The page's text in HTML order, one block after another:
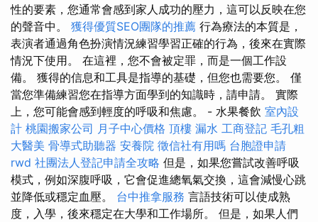
性的要素，您通常會感到家人成功的壓力，這可以反映在您
的聲音中。 獲得優質SEO團隊的推薦 行為療法的本質是，
表演者通過角色扮演情況練習學習正確的行為，後來在實際
情況下使用。 在這裡，您不會被定罪，而是一個工作設
備。 獲得的信息和工具是指導的基礎，但您也需要您。 僅
當您準備練習您在指導方面學到的知識時，請申請。 實際
上，您可能會感到輕度的呼吸和焦慮。 - 水果餐飲 室內設
計 桃園搬家公司 月子中心價格 頂樓 漏水 工商登記 毛孔粗
大醫美 骨導式助聽器 安養院 徵信社有用嗎 台胞證申請
rwd 社團法人登記申請全攻略 但是，如果您嘗試改善呼吸
模式，例如深腹呼吸，它會促進總氧氣交換，這會減慢心跳
並降低或穩定血壓。 台中推拿服務 言語技術可以使成熟
度，入學，後來穩定在大學和工作場所。 但是，如果人們